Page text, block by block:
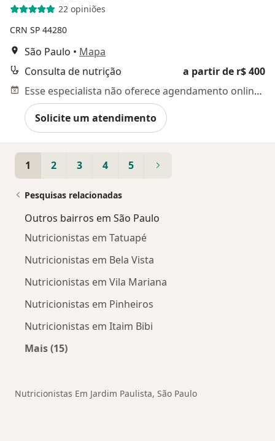
22 opiniões
CRN SP 44280
São Paulo • Mapa
Consulta de nutrição
a partir de r$ 400
Esse especialista não oferece agendamento online para esse endereço.
Solicite um atendimento
1 2 3 4 5
Pesquisas relacionadas
Outros bairros em São Paulo
Nutricionistas em Tatuapé
Nutricionistas em Bela Vista
Nutricionistas em Vila Mariana
Nutricionistas em Pinheiros
Nutricionistas em Itaim Bibi
Mais (15)
Nutricionistas Em Jardim Paulista, São Paulo